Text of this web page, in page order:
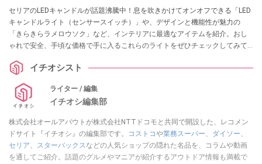
セリアのLEDキャンドルが話題沸騰中！息を吹きかけてオンオフできる「LED
キャンドルライト（センサースイッチ）」や、デザインと機能性が魅力の
「きらきらラメロウソク」など、インテリアに最適なアイテムを紹介。おし
ゃれで安全、手頃な価格で手に入るこれらのライトをぜひチェックしてみて
イチオシスト
ライター / 編集
イチオシ編集部
株式会社オールアバウトが株式会社NTTドコモと共同で開設した、レコメン
ドサイト『イチオシ』の編集部です。
コストコや業務スーパー、 ダイソー、
セリア、 スターバックスなどの人気ショップの隠れた名品を、コラムや動画
を通してご紹介。話題のグルメやマニアが紹介するアウトドア情報も満載で